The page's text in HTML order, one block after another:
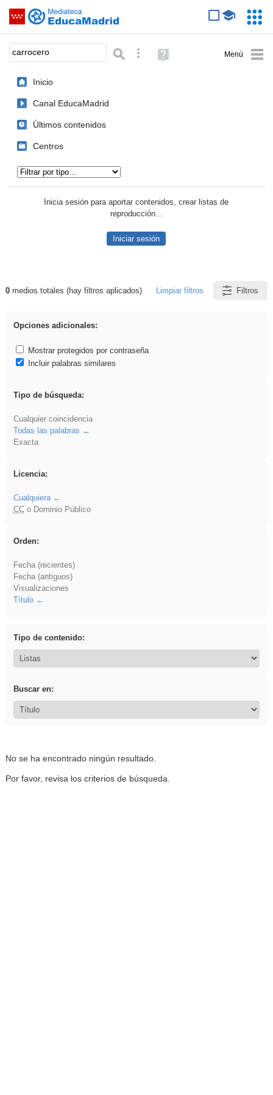
Saltar navegación
Palabra o frase: Búsqueda avanzada
Ayuda
(en
Inicio
Canal EducaMadrid
Últimos contenidos
Centros
Inicia sesión para aportar contenidos, crear listas de
reproducción...
Iniciar sesión
Resultados de: carrocero
0medios totales (hay filtros aplicados) Limpiar filtros Filtros
Opciones adicionales:
Mostrar protegidos por contraseña
Incluir palabras similares
Tipo de búsqueda:
Cualquier coincidencia
Todas las palabras
Exacta
Licencia:
Cualquiera
CCo Dominio Público
Orden:
Fecha (recientes)
Fecha (antiguos)
Visualizaciones
Título
Tipo de contenido:
Buscar en:
No se ha encontrado ningún resultado.
Por favor, revisa los criterios de búsqueda.